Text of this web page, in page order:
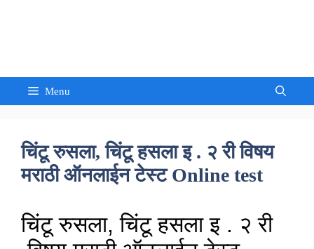
Menu
चिंटू रुसला, चिंटू हसला इ . २ री विषय
मराठी ऑनलाईन टेस्ट Online test